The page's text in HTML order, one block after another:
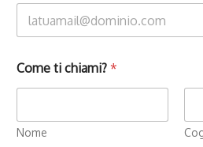
Come ti chiami? *
Nome